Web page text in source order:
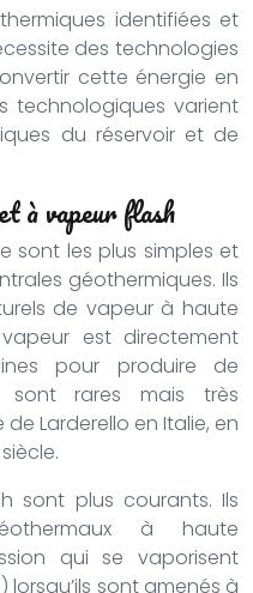
identifiées et
des technologies
cette énergie en
technologiques varient
du réservoir et de
à vapeur flash
sont les plus simples et
géothermiques. Ils
de vapeur à haute
est directement
pour produire de
sont rares mais très
Larderello en Italie, en
sont plus courants. Ils
à haute
qui se vaporisent
sont amenés à